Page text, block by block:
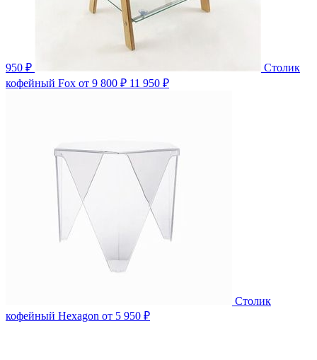
950 ₽
Столик
кофейный Fox от 9 800 ₽ 11 950 ₽
Столик
кофейный Hexagon от 5 950 ₽